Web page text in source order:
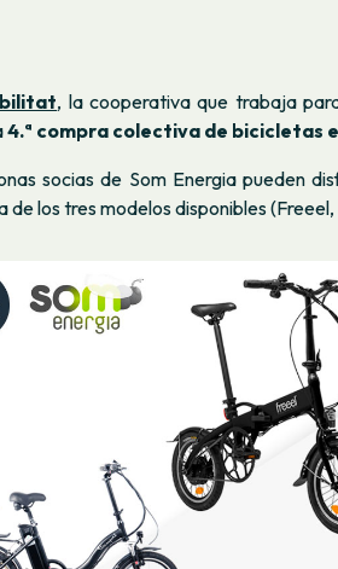
, la cooperativa que trabaja
4.ª compra colectiva de bicicletas
socias de Som Energia pueden
de los tres modelos disponibles